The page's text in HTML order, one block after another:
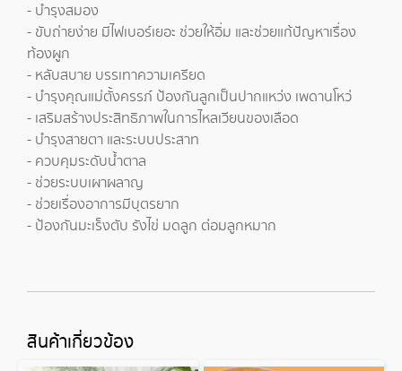
- บำรุงสมอง
- ขับถ่ายง่าย มีไฟเบอร์เยอะ ช่วยให้อิ่ม และช่วยแก้ปัญหาเรื่อง
ท้องผูก
- หลับสบาย บรรเทาความเครียด
- บำรุงคุณแม่ตั้งครรภ์ ป้องกันลูกเป็นปากแหว่ง เพดานโหว่
- เสริมสร้างประสิทธิภาพในการไหลเวียนของเลือด
- บำรุงสายตา และระบบประสาท
- ควบคุมระดับน้ำตาล
- ช่วยระบบเผาผลาญ
- ช่วยเรื่องอาการมีบุตรยาก
- ป้องกันมะเร็งตับ รังไข่ มดลูก ต่อมลูกหมาก
สินค้าเกี่ยวข้อง